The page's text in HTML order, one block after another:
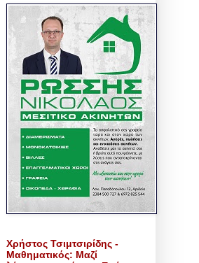
Χρήστος Τσιμτσιρίδης -
Μαθηματικός: Μαζί